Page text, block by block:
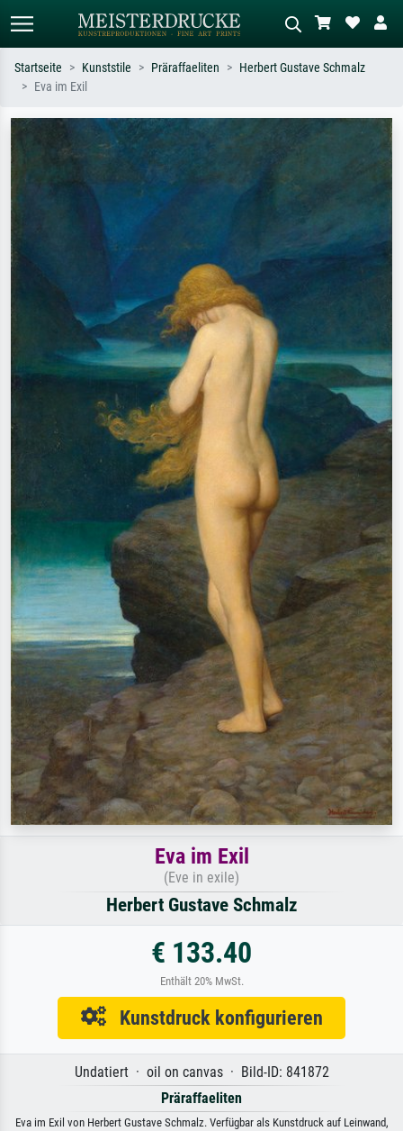
Suchen Sie nach Künstlern, Werktiteln
oder Stilen – z.B. Monet,
Sternennacht, Impressionismus, Welle
Hokusai, Akt.
Beschreiben Sie die Szene – z.B. Grüne
Wiese, Abstrakt mit viel Rot, Dunkles
Baum.
Startseite Kunststile Präraffaeliten
Herbert Gustave Schmalz
Eva im Exil
Eva im Exil
(Eve in exile)
Herbert Gustave Schmalz
€ 133.40
Enthält 20% MwSt.
Kunstdruck konfigurieren
Undatiert · oil on canvas · Bild-ID: 841872
Präraffaeliten
Eva im Exil von Herbert Gustave Schmalz. Verfügbar als Kunstdruck auf Leinwand,